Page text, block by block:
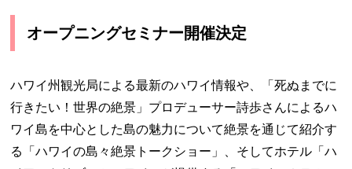
オープニングセミナー開催決定
ハワイ州観光局による最新のハワイ情報や、「死ぬまでに
行きたい！世界の絶景」プロデューサー詩歩さんによるハ
ワイ島を中心とした島の魅力について絶景を通じて紹介す
る「ハワイの島々絶景トークショー」、そしてホテル「ハ